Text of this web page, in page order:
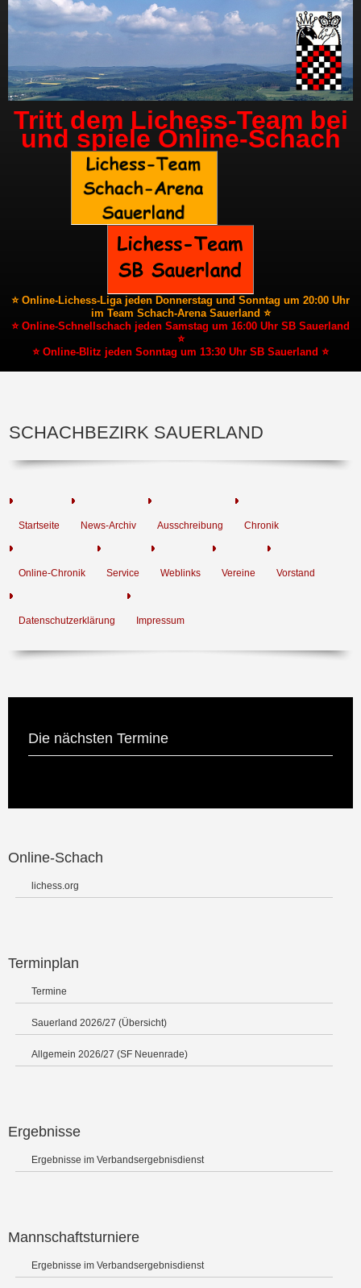
Tritt dem Lichess-Team bei
und spiele Online-Schach
⭐ Online-Lichess-Liga jeden Donnerstag und Sonntag um 20:00 Uhr
im Team Schach-Arena Sauerland ⭐
⭐ Online-Schnellschach jeden Samstag um 16:00 Uhr SB Sauerland
⭐
⭐ Online-Blitz jeden Sonntag um 13:30 Uhr SB Sauerland ⭐
SCHACHBEZIRK SAUERLAND
Startseite News-Archiv Ausschreibung Chronik
Online-Chronik Service Weblinks Vereine Vorstand
Datenschutzerklärung Impressum
Die nächsten Termine
Online-Schach
lichess.org
Terminplan
Termine
Sauerland 2026/27 (Übersicht)
Allgemein 2026/27 (SF Neuenrade)
Ergebnisse
Ergebnisse im Verbandsergebnisdienst
Mannschaftsturniere
Ergebnisse im Verbandsergebnisdienst